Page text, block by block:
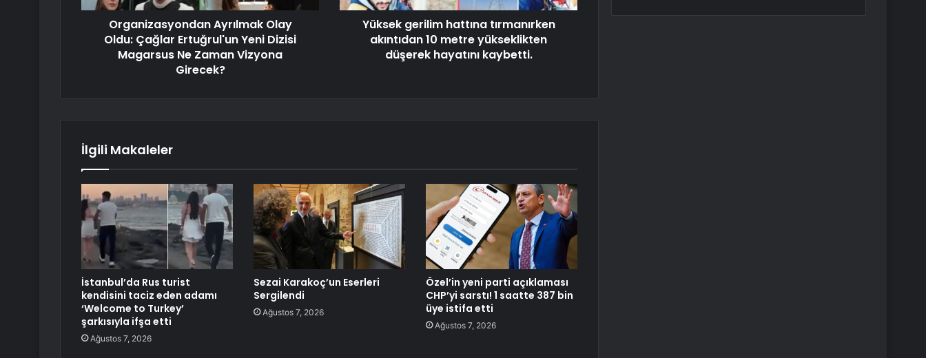
Organizasyondan Ayrılmak Olay
Oldu: Çağlar Ertuğrul'un Yeni Dizisi
Magarsus Ne Zaman Vizyona
Girecek?
Yüksek gerilim hattına tırmanırken
akıntıdan 10 metre yükseklikten
düşerek hayatını kaybetti.
İlgili Makaleler
İstanbul’da Rus turist
kendisini taciz eden adamı
‘Welcome to Turkey’
şarkısıyla ifşa etti
Ağustos 7, 2026
Sezai Karakoç’un Eserleri
Sergilendi
Ağustos 7, 2026
Özel’in yeni parti açıklaması
CHP’yi sarstı! 1 saatte 387 bin
üye istifa etti
Ağustos 7, 2026